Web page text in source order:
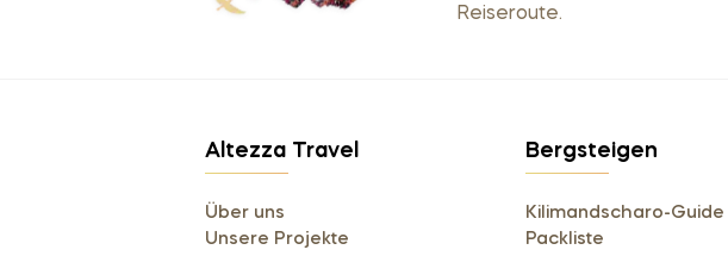
Reiseroute.
Altezza Travel
Über uns
Unsere Projekte
Bergsteigen
Kilimandscharo-Guide
Packliste